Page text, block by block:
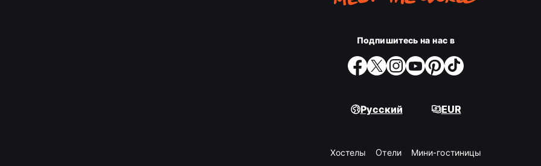
Подпишитесь на нас в
Русский EUR
Хостелы Oтели Мини-гостиницы